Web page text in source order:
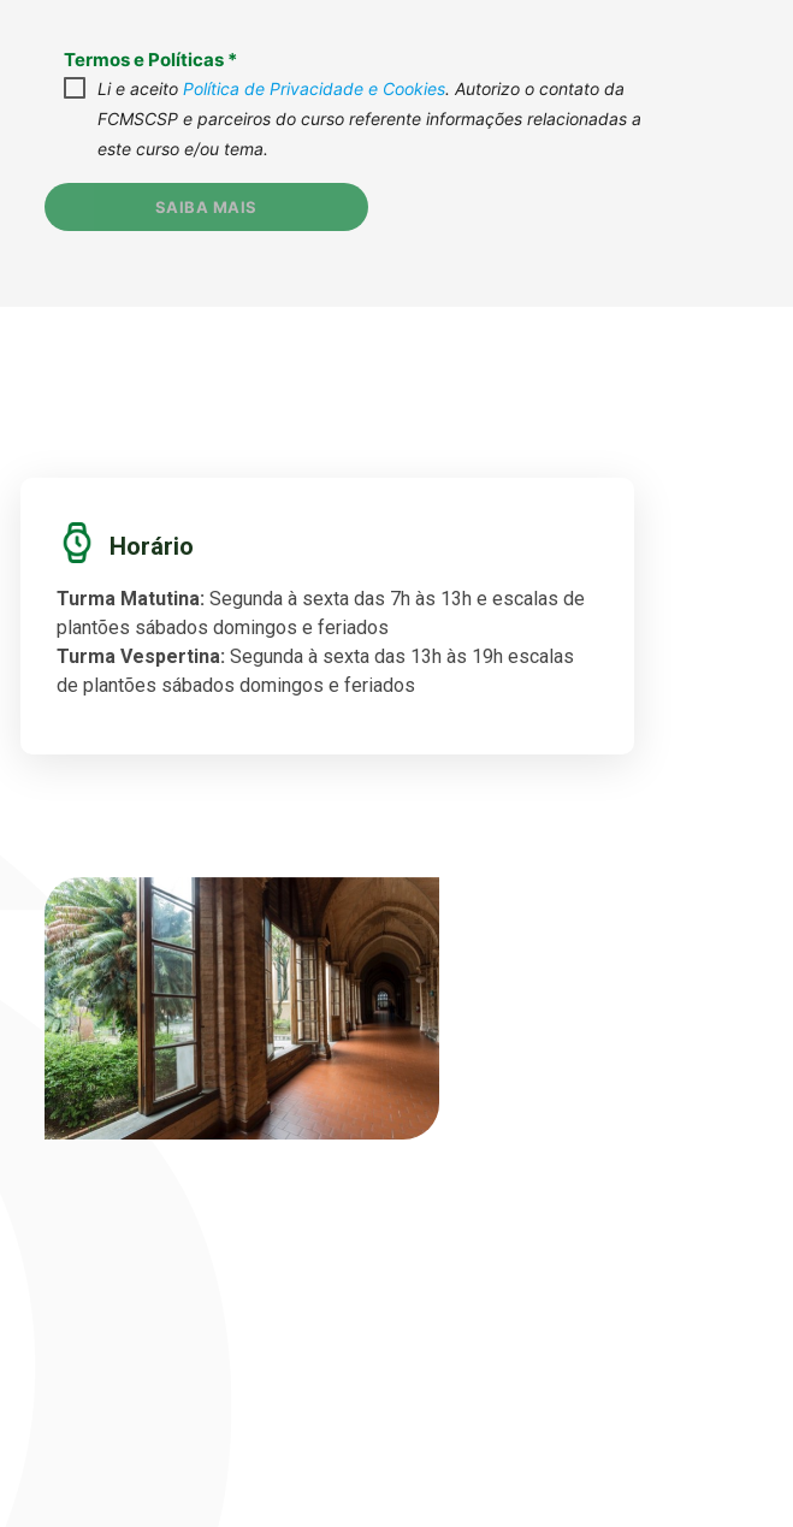
Horário
Turma Matutina: Segunda à sexta das 7h às 13h e escalas de
plantões sábados domingos e feriados
Turma Vespertina: Segunda à sexta das 13h às 19h escalas
de plantões sábados domingos e feriados